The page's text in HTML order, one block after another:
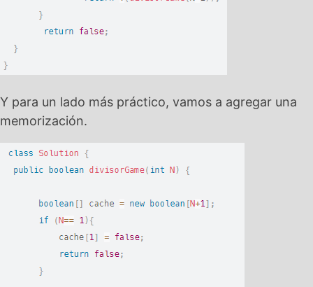
Y para un lado más práctico, vamos a agregar una
memorización.